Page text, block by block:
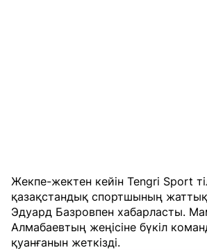
Жекпе-жектен кейін Tengri Sport
қазақстандық спортшының
Эдуард Базровпен хабарласты.
Алмабаевтың жеңісіне бүкіл
қуанғанын жеткізді.